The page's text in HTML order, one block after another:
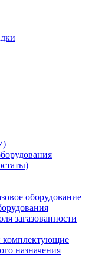
оборудование
загазованности
комплектующие
назначения